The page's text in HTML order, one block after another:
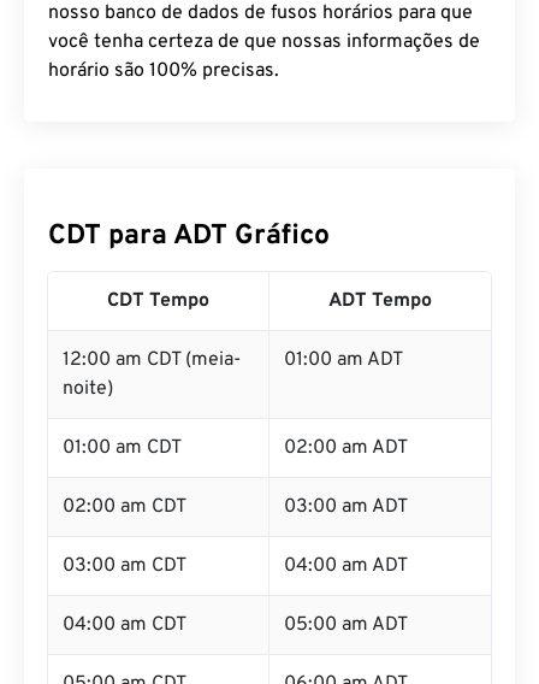
nosso banco de dados de fusos horários para que
você tenha certeza de que nossas informações de
horário são 100% precisas.
CDT para ADT Gráfico
CDT Tempo ADT Tempo
12:00 am CDT (meia-
noite)
01:00 am ADT
01:00 am CDT 02:00 am ADT
02:00 am CDT 03:00 am ADT
03:00 am CDT 04:00 am ADT
04:00 am CDT 05:00 am ADT